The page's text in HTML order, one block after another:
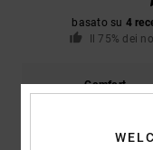
basato su 4
Il 75% dei
Comfort